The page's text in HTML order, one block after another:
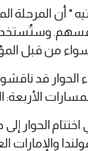
" أن المرحلة
وستُستخدم
من قبل
الحوار قد
الأربعة:
الحوار إلى
والإمارات